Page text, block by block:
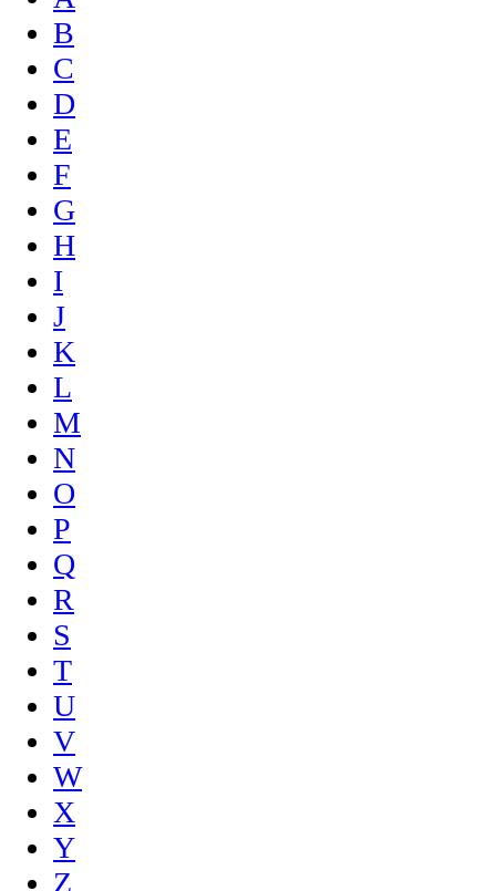
B
C
D
E
F
G
H
I
J
K
L
M
N
O
P
Q
R
S
T
U
V
W
X
Y
Z